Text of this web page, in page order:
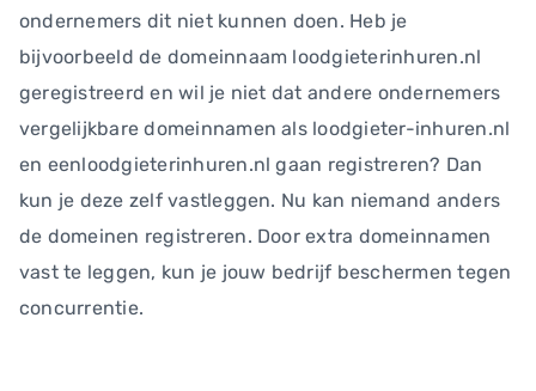
ondernemers dit niet kunnen doen. Heb je
bijvoorbeeld de domeinnaam loodgieterinhuren.nl
geregistreerd en wil je niet dat andere ondernemers
vergelijkbare domeinnamen als loodgieter-inhuren.nl
en eenloodgieterinhuren.nl gaan registreren? Dan
kun je deze zelf vastleggen. Nu kan niemand anders
de domeinen registreren. Door extra domeinnamen
vast te leggen, kun je jouw bedrijf beschermen tegen
concurrentie.